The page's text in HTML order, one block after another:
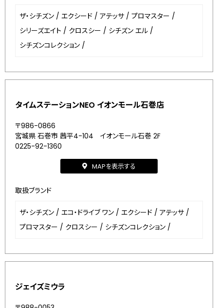
ザ・シチズン / エクシード / アテッサ / プロマスター /
シリーズエイト / クロスシー / シチズン エル /
シチズンコレクション /
タイムステーションNEO イオンモール石巻店
〒986-0866
宮城県 石巻市 茜平4-104 イオンモール石巻 2F
0225-92-1360
MAPを表示する
取扱ブランド
ザ・シチズン / エコ・ドライブ ワン / エクシード / アテッサ /
プロマスター / クロスシー / シチズンコレクション /
ジェイズミウラ